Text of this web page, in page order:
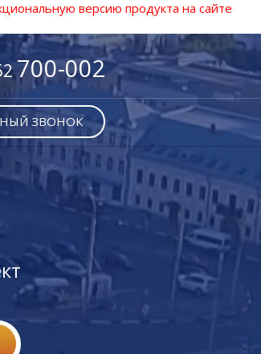
версию продукта на сайте
700-002
ЗВОНОК